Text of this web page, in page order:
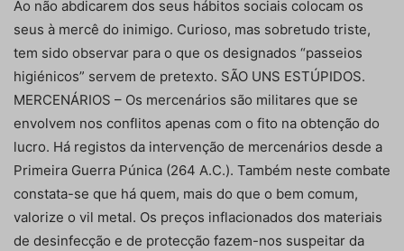
Ao não abdicarem dos seus hábitos sociais colocam os
seus à mercê do inimigo. Curioso, mas sobretudo triste,
tem sido observar para o que os designados “passeios
higiénicos” servem de pretexto. SÃO UNS ESTÚPIDOS.
MERCENÁRIOS – Os mercenários são militares que se
envolvem nos conflitos apenas com o fito na obtenção do
lucro. Há registos da intervenção de mercenários desde a
Primeira Guerra Púnica (264 A.C.). Também neste combate
constata-se que há quem, mais do que o bem comum,
valorize o vil metal. Os preços inflacionados dos materiais
de desinfecção e de protecção fazem-nos suspeitar da